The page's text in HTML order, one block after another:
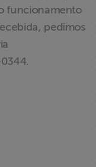
funcionamento
pedimos